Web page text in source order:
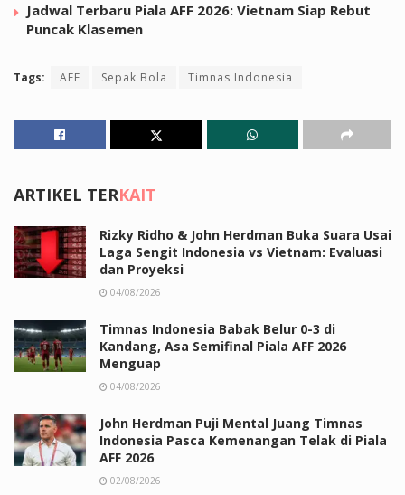
Jadwal Terbaru Piala AFF 2026: Vietnam Siap Rebut
Puncak Klasemen
Tags: AFF Sepak Bola Timnas Indonesia
ARTIKEL TERKAIT
Rizky Ridho & John Herdman Buka Suara Usai
Laga Sengit Indonesia vs Vietnam: Evaluasi
dan Proyeksi
04/08/2026
Timnas Indonesia Babak Belur 0-3 di
Kandang, Asa Semifinal Piala AFF 2026
Menguap
04/08/2026
John Herdman Puji Mental Juang Timnas
Indonesia Pasca Kemenangan Telak di Piala
AFF 2026
02/08/2026